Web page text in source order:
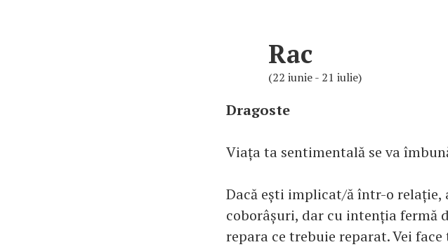
Rac
(22 iunie - 21 iulie)
Dragoste
Viața ta sentimentală se va
Dacă ești implicat/ă într-o relație,
coborâșuri, dar cu intenția fermă
repara ce trebuie reparat. Vei